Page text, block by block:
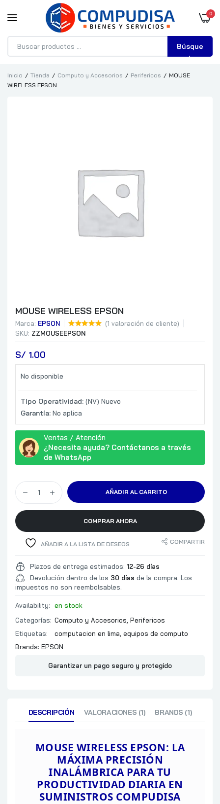
0
Búsque
da
Inicio Tienda Computo y Accesorios Perifericos
MOUSE
WIRELESS EPSON
MOUSE WIRELESS EPSON
Marca: EPSON (1 valoración de cliente)
SKU: ZZMOUSEEPSON
S/ 1.00
No disponible
Tipo Operatividad: (NV) Nuevo
Garantía: No aplica
Ventas / Atención
¿Necesita ayuda? Contáctanos a través
de WhatsApp
AÑADIR AL CARRITO
COMPRAR AHORA
AÑADIR A LA LISTA DE DESEOS COMPARTIR
Plazos de entrega estimados: 12-26 días
Devolución dentro de los 30 días de la compra. Los
impuestos no son reembolsables.
Availability:
en stock
Categorías: Computo y Accesorios Perifericos
Etiquetas:
computacion en lima equipos de computo
Brands: EPSON
Garantizar un pago seguro y protegido
DESCRIPCIÓN VALORACIONES (1) BRANDS (1)
MOUSE WIRELESS EPSON: LA
MÁXIMAPRECISIÓN
INALÁMBRICA PARA TU
PRODUCTIVIDAD DIARIA EN
SUMINISTROS COMPUDISA